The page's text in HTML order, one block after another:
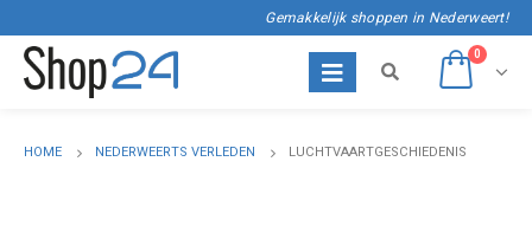
Gemakkelijk shoppen in Nederweert!
0
HOME NEDERWEERTS VERLEDEN LUCHTVAARTGESCHIEDENIS